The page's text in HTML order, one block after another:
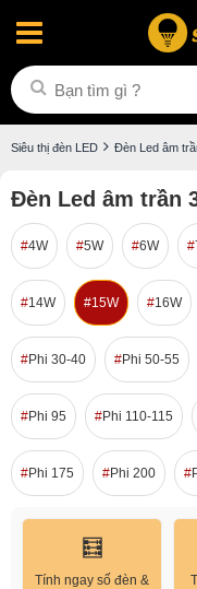
Siêu thị đèn LED Đèn Led âm
Đèn Led âm trần
4W 5W 6W
14W 15W 16W
Phi 30-40 Phi 50-55
Phi 95 Phi 110-115
Phi 175 Phi 200
🧮
Tính ngay số đèn &